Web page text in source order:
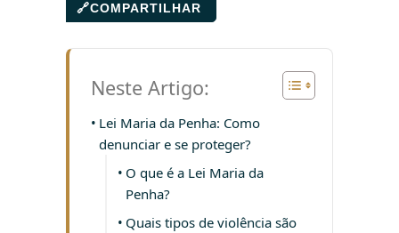
🔗COMPARTILHAR
Neste Artigo:
Lei Maria da Penha: Como
denunciar e se proteger?
O que é a Lei Maria da
Penha?
Quais tipos de violência são